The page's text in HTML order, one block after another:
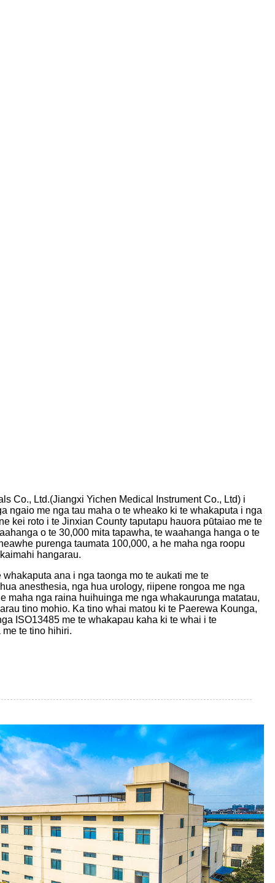
Co., Ltd.(Jiangxi Yichen Medical Instrument Co., Ltd) i
ngaio me nga tau maha o te wheako ki te whakaputa i nga
kei roto i te Jinxian County taputapu hauora pūtaiao me te
o te 30,000 mita tapawha, te waahanga hanga o te
purenga taumata 100,000, a he maha nga roopu
hangarau.
ana i nga taonga mo te aukati me te
anesthesia, nga hua urology, riipene rongoa me nga
maha nga raina huihuinga me nga whakaurunga matatau,
tino mohio. Ka tino whai matou ki te Paerewa Kounga,
ISO13485 me te whakapau kaha ki te whai i te
te tino hihiri.